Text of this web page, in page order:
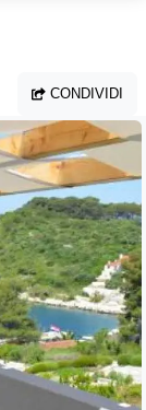
CONDIVIDI